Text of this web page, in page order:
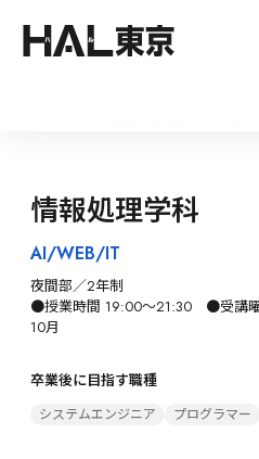
LANGUAGE
情報処理学科
AI/WEB/IT
夜間部／2年制
●授業時間 19:00～21:30　●受講
10月
卒業後に目指す職種
システムエンジニア プログラマー